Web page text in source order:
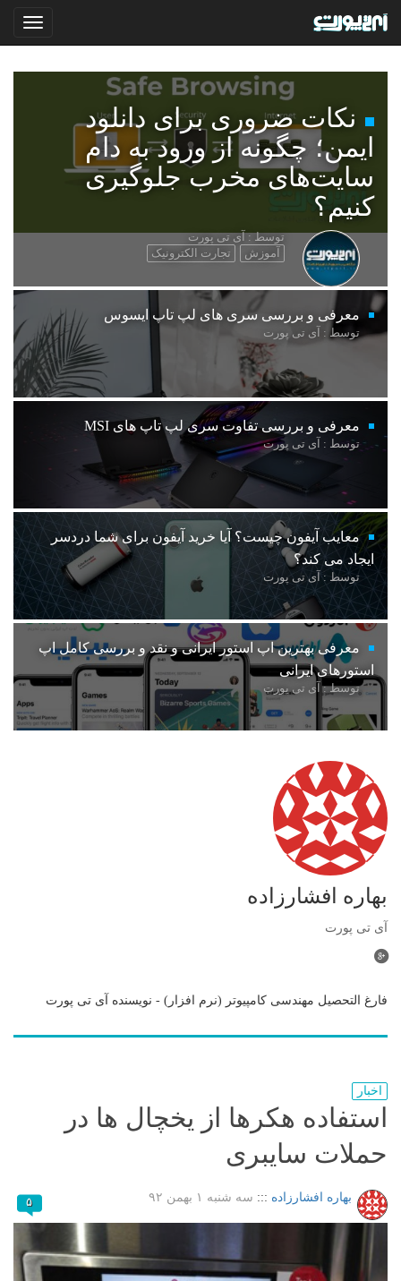
نکات ضروری برای دانلود
ایمن؛ چگونه از ورود به دام
سایت‌های مخرب جلوگیری
کنیم؟
توسط : آی تی پورت
آموزش
تجارت الکترونیک
معرفی و بررسی سری های لپ تاپ ایسوس
توسط : آی تی پورت
معرفی و بررسی تفاوت سری لپ تاپ های MSI
توسط : آی تی پورت
معایب آیفون چیست؟ آیا خرید آیفون برای شما دردسر
ایجاد می کند؟
توسط : آی تی پورت
معرفی بهترین اپ استور ایرانی و نقد و بررسی کامل اپ
استورهای ایرانی
توسط : آی تی پورت
بهاره افشارزاده
آی تی پورت
فارغ التحصیل مهندسی کامپیوتر (نرم افزار) - نویسنده آی تی پورت
اخبار
استفاده هکرها از یخچال ها در
حملات سایبری
بهاره افشارزاده ::: سه شنبه ۱ بهمن ۹۲ ۵